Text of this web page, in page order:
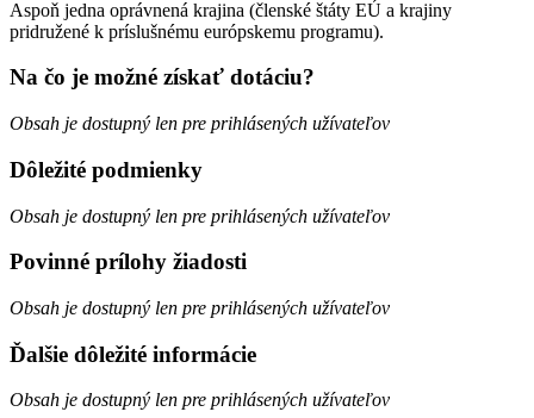
Aspoň jedna oprávnená krajina (členské štáty EÚ a krajiny
pridružené k príslušnému európskemu programu).
Na čo je možné získať dotáciu?
Obsah je dostupný len pre prihlásených užívateľov
Dôležité podmienky
Obsah je dostupný len pre prihlásených užívateľov
Povinné prílohy žiadosti
Obsah je dostupný len pre prihlásených užívateľov
Ďalšie dôležité informácie
Obsah je dostupný len pre prihlásených užívateľov